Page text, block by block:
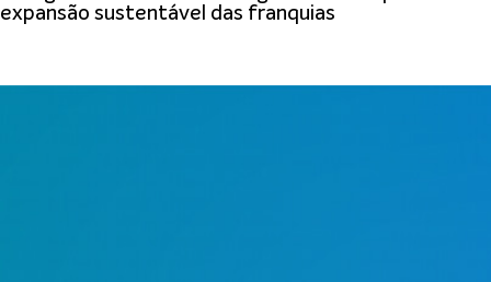
expansão sustentável das franquias